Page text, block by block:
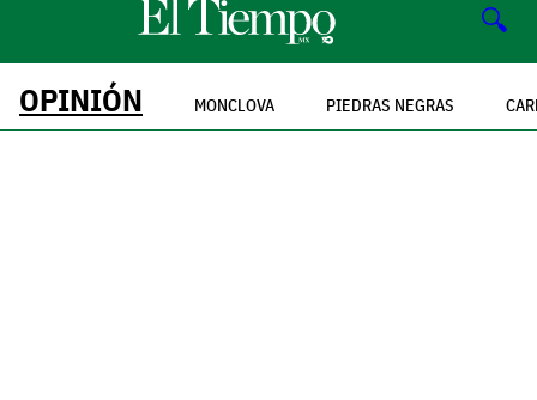
🔍
OPINIÓN MONCLOVA PIEDRAS NEGRAS